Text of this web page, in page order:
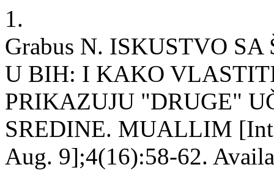
1.
Grabus N. ISKUSTVO
U BIH: I KAKO
PRIKAZUJU "DRUGE"
SREDINE. MUALLIM
Aug. 9];4(16):58-62.